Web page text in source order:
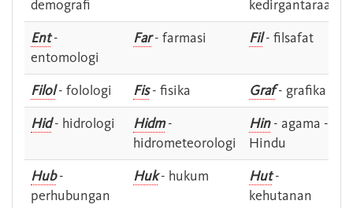
demografi
kedirgantaraan
Ent-
entomologi
Far- farmasi Fil- filsafat
Filol- folologi Fis- fisika Graf- grafika
Hid- hidrologi Hidm-
hidrometeorologi
Hin- agama -
Hindu
Hub-
perhubungan
Huk- hukum Hut-
kehutanan